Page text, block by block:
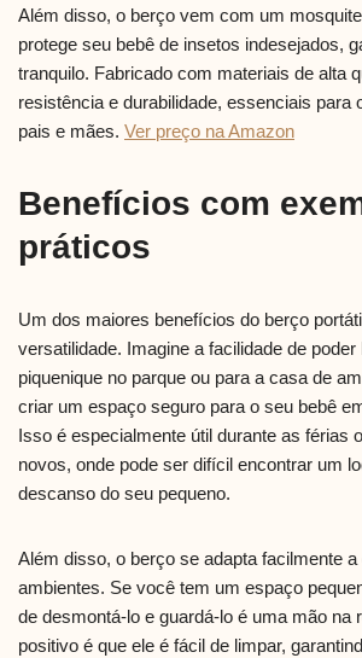
Além disso, o berço vem com um
protege seu bebê de insetos indesejados,
tranquilo. Fabricado com materiais de alta
resistência e durabilidade, essenciais para
pais e mães. Ver preço na Amazon
Benefícios com
práticos
Um dos maiores benefícios do berço
versatilidade. Imagine a facilidade de poder
piquenique no parque ou para a casa de
criar um espaço seguro para o seu bebê
Isso é especialmente útil durante as férias
novos, onde pode ser difícil encontrar um
descanso do seu pequeno.
Além disso, o berço se adapta facilmente a
ambientes. Se você tem um espaço
de desmontá-lo e guardá-lo é uma mão na
positivo é que ele é fácil de limpar,